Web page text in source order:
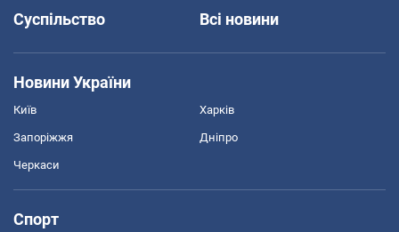
Суспільство
Всі новини
Новини України
Київ Харків
Запоріжжя Дніпро
Черкаси
Спорт